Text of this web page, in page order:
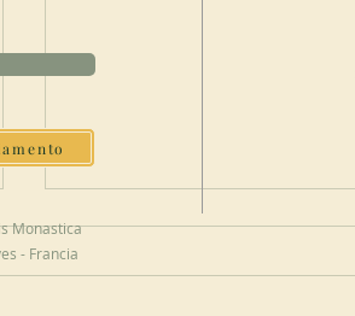
Monastica
- Francia